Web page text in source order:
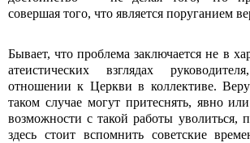
совершая того, что является поруганием
Бывает, что проблема заключается не в
атеистических взглядах
отношении к Церкви в коллективе.
таком случае могут притеснять, явно
возможности с такой работы уволиться,
здесь стоит вспомнить советские